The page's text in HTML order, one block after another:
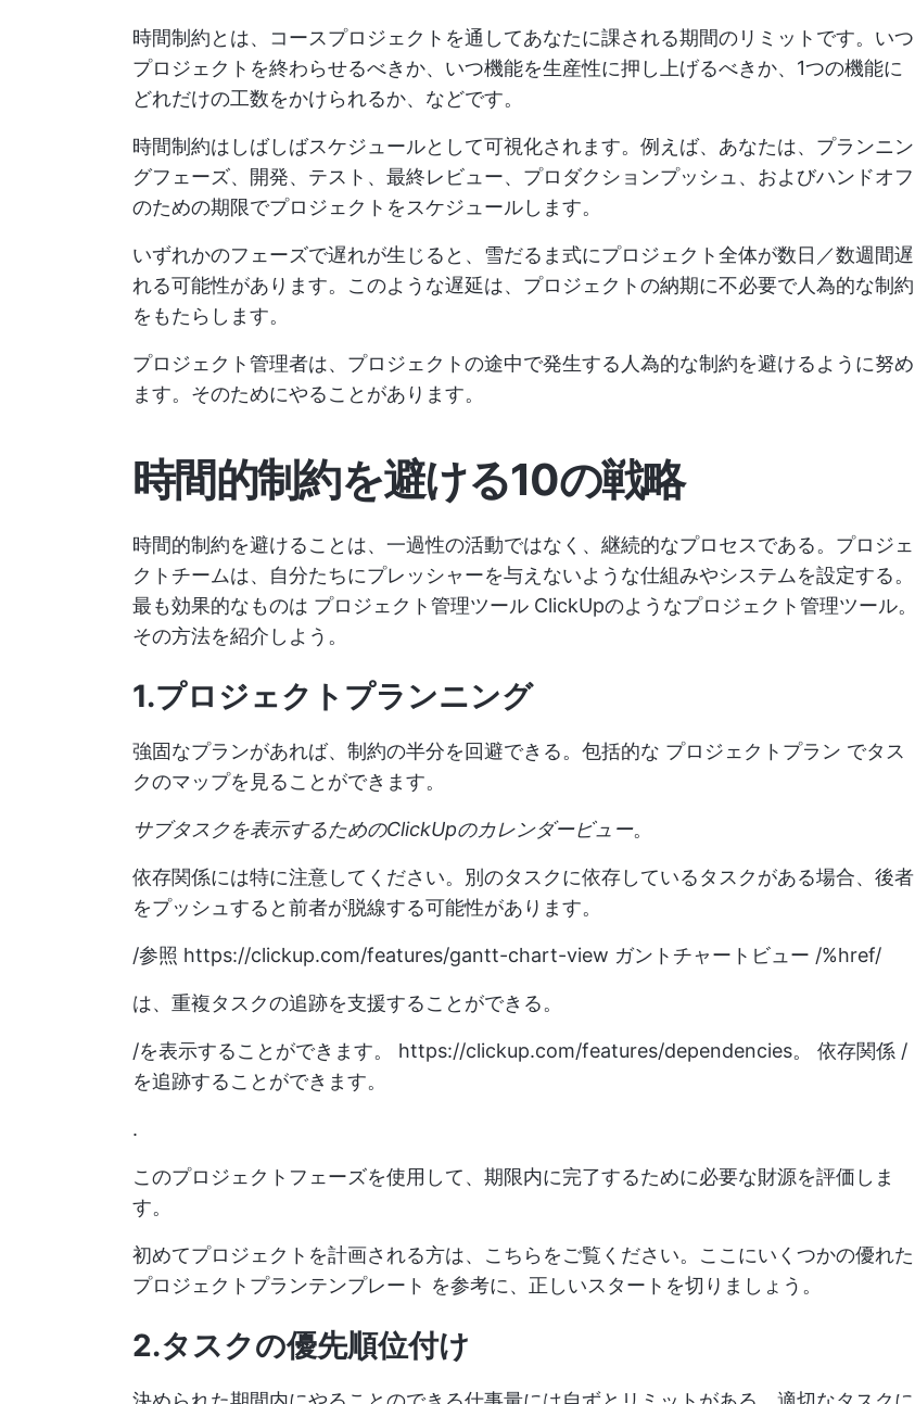
時間制約とは、コースプロジェクトを通してあなたに課される期間のリミットです。いつ
プロジェクトを終わらせるべきか、いつ機能を生産性に押し上げるべきか、1つの機能に
どれだけの工数をかけられるか、などです。
時間制約はしばしばスケジュールとして可視化されます。例えば、あなたは、プランニン
グフェーズ、開発、テスト、最終レビュー、プロダクションプッシュ、およびハンドオフ
のための期限でプロジェクトをスケジュールします。
いずれかのフェーズで遅れが生じると、雪だるま式にプロジェクト全体が数日／数週間遅
れる可能性があります。このような遅延は、プロジェクトの納期に不必要で人為的な制約
をもたらします。
プロジェクト管理者は、プロジェクトの途中で発生する人為的な制約を避けるように努め
ます。そのためにやることがあります。
時間的制約を避ける10の戦略
時間的制約を避けることは、一過性の活動ではなく、継続的なプロセスである。プロジェ
クトチームは、自分たちにプレッシャーを与えないような仕組みやシステムを設定する。
最も効果的なものは プロジェクト管理ツール ClickUpのようなプロジェクト管理ツール。
その方法を紹介しよう。
1.プロジェクトプランニング
強固なプランがあれば、制約の半分を回避できる。包括的な プロジェクトプラン でタス
クのマップを見ることができます。
サブタスクを表示するためのClickUpのカレンダービュー。
依存関係には特に注意してください。別のタスクに依存しているタスクがある場合、後者
をプッシュすると前者が脱線する可能性があります。
/参照 https://clickup.com/features/gantt-chart-view ガントチャートビュー /%href/
は、重複タスクの追跡を支援することができる。
/を表示することができます。 https://clickup.com/features/dependencies。
依存関係 /
を追跡することができます。
.
このプロジェクトフェーズを使用して、期限内に完了するために必要な財源を評価しま
す。
初めてプロジェクトを計画される方は、こちらをご覧ください。ここにいくつかの優れた
プロジェクトプランテンプレート を参考に、正しいスタートを切りましょう。
2.タスクの優先順位付け